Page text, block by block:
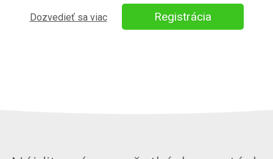
Dozvedieť sa viac Registrácia